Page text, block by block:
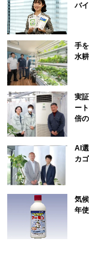
バ
手
水
実
ー
倍
AI
カ
気
年